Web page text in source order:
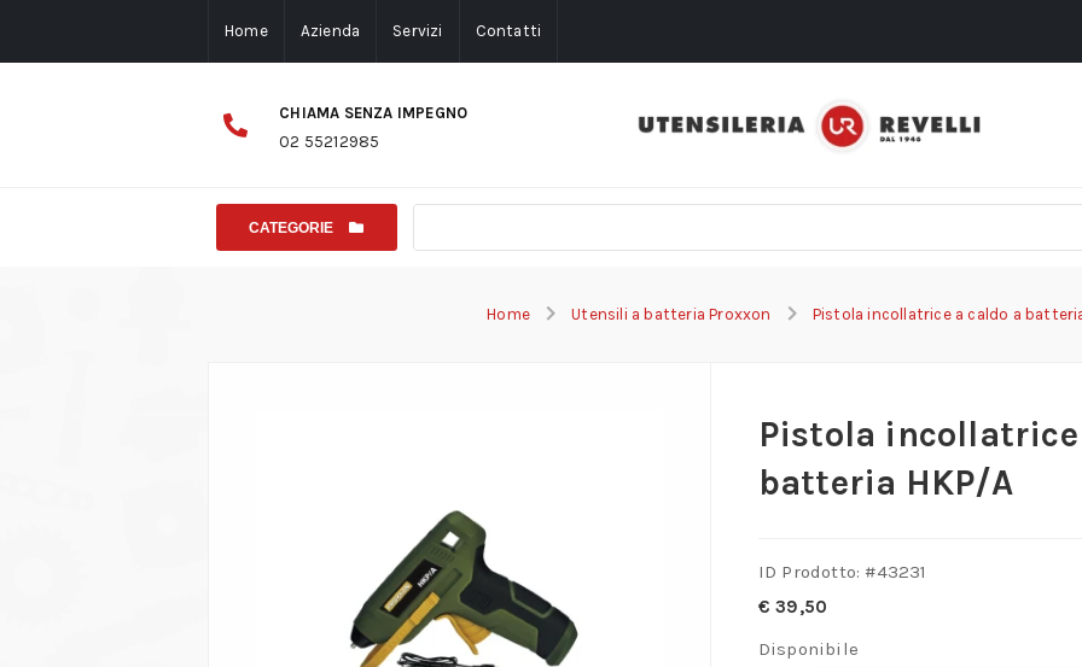
Home Azienda Servizi Contatti
CHIAMA SENZA IMPEGNO
02 55212985
CATEGORIE
Home Utensili a batteria Proxxon Pistola incollatrice a caldo a
Pistola incollatrice
batteria HKP/A
ID Prodotto: #43231
€ 39,50
Disponibile